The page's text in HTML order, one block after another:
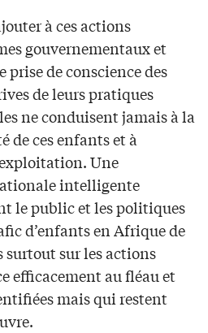
à ces actions
gouvernementaux et
de conscience des
de leurs pratiques
ne conduisent jamais à la
de ces enfants et à
Une
intelligente
le public et les politiques
d’enfants en Afrique de
surtout sur les actions
efficacement au fléau et
mais qui restent